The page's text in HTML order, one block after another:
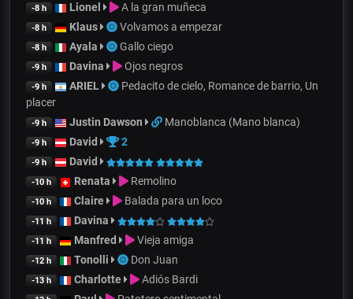
-8 h Lionel A la gran muñeca
-8 h Klaus Volvamos a empezar
-8 h Ayala Gallo ciego
-9 h Davina Ojos negros
-9 h ARIEL
Pedacito de cielo, Romance de barrio, Un
placer
-9 h Justin Dawson Manoblanca (Mano blanca)
-9 h David 2
-9 h David
-10 h Renata Remolino
-10 h Claire Balada para un loco
-11 h Davina
-11 h Manfred Vieja amiga
-12 h Tonolli Don Juan
-13 h Charlotte Adiós Bardi